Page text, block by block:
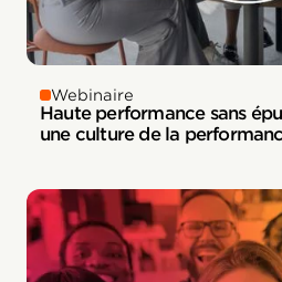
Webinaire
Haute performance sans
une culture de la